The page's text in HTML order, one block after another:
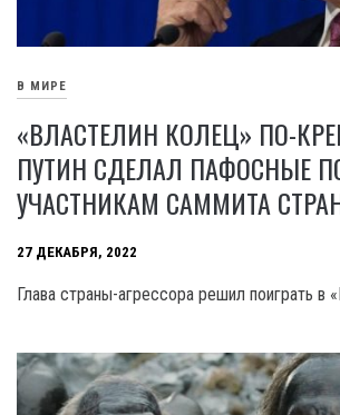
В МИРЕ
«ВЛАСТЕЛИН КОЛЕЦ» ПО-
ПУТИН СДЕЛАЛ ПАФОСНЫЕ
УЧАСТНИКАМ САММИТА
27 ДЕКАБРЯ, 2022
Глава страны-агрессора решил поиграть в